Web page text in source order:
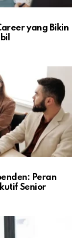
yang Bikin
Peran
Senior